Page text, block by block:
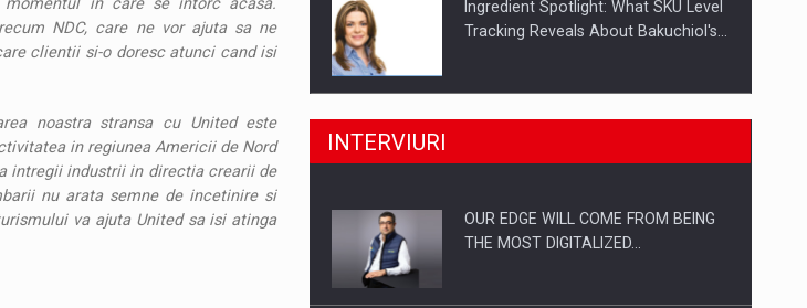
NDC, care ne vor ajuta sa ne
clientii si-o doresc atunci cand isi
noastra stransa cu United este
in regiunea Americii de Nord
intregii industrii in directia crearii de
nu arata semne de incetinire si
va ajuta United sa isi atinga
Ingredient Spotlight: What SKU Level
Tracking Reveals About Bakuchiol's…
Producatorii si comerciantii care nu
Proteinmaxxing and the Future of
INTERVIURI
OUR EDGE WILL COME FROM BEING
THE MOST DIGITALIZED…